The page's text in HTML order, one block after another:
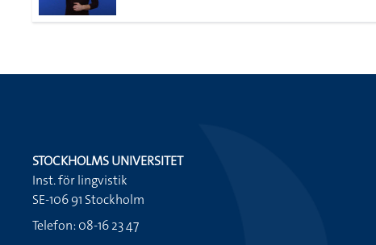
STOCKHOLMS UNIVERSITET
Inst. för lingvistik
SE-106 91 Stockholm
Telefon: 08-16 23 47